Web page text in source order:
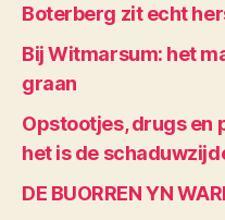
Boterberg zit echt
Bij Witmarsum: het
graan
Opstootjes, drugs en
het is de
DE BUORREN YN